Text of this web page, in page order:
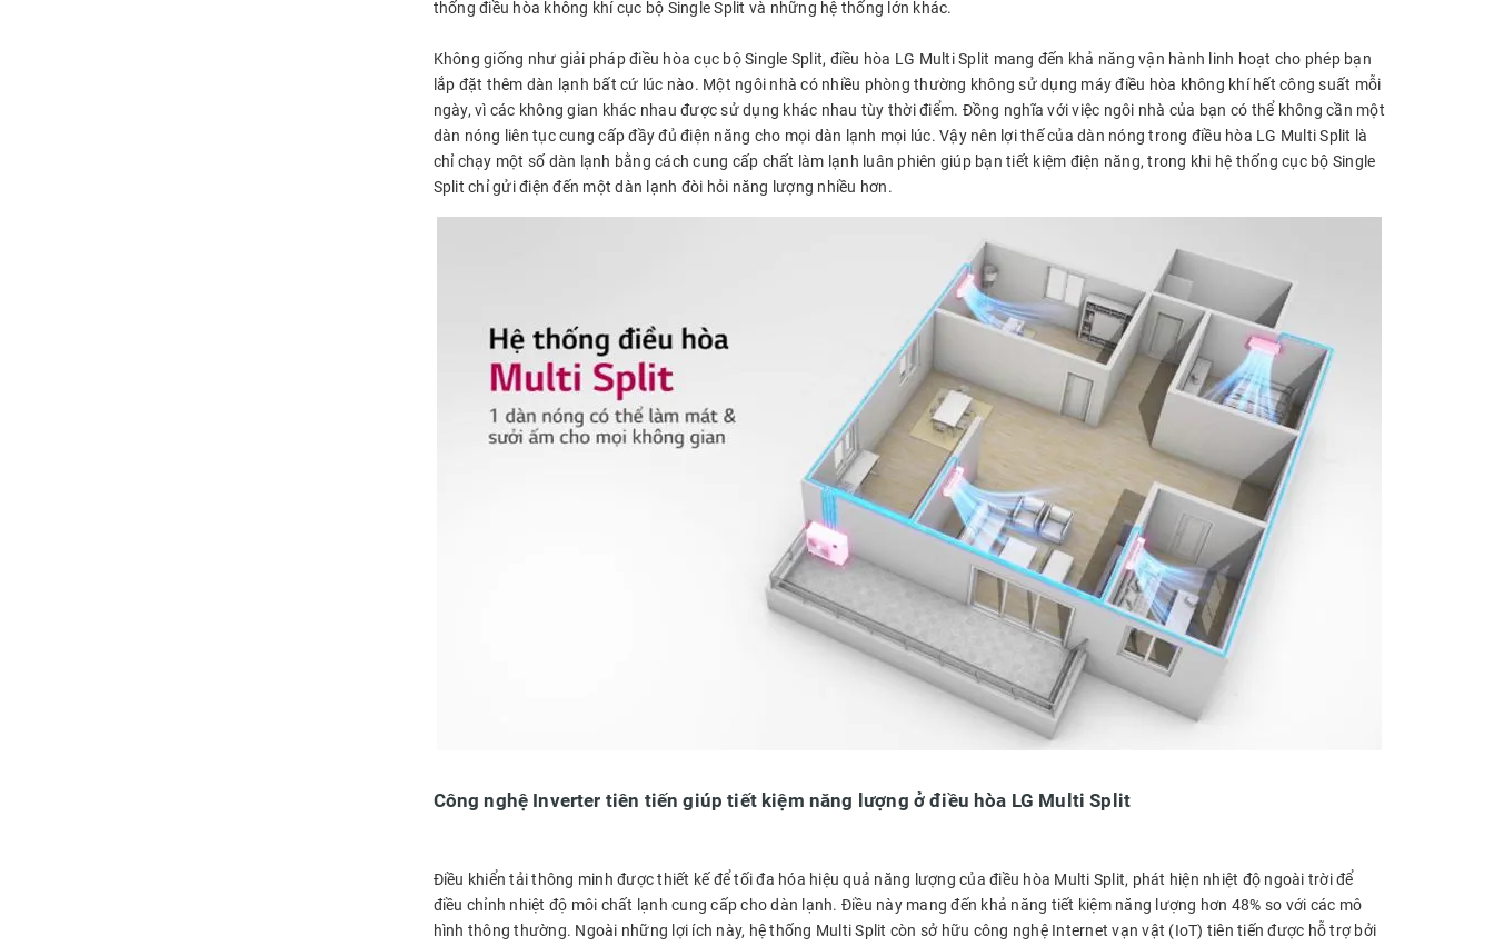
thống điều hòa không khí cục bộ Single Split và những hệ thống lớn khác.
Không giống như giải pháp điều hòa cục bộ Single Split, điều hòa LG Multi Split mang đến khả năng vận hành linh hoạt cho phép bạn
lắp đặt thêm dàn lạnh bất cứ lúc nào. Một ngôi nhà có nhiều phòng thường không sử dụng máy điều hòa không khí hết công suất mỗi
ngày, vì các không gian khác nhau được sử dụng khác nhau tùy thời điểm. Đồng nghĩa với việc ngôi nhà của bạn có thể không cần một
dàn nóng liên tục cung cấp đầy đủ điện năng cho mọi dàn lạnh mọi lúc. Vậy nên lợi thế của dàn nóng trong điều hòa LG Multi Split là
chỉ chạy một số dàn lạnh bằng cách cung cấp chất làm lạnh luân phiên giúp bạn tiết kiệm điện năng, trong khi hệ thống cục bộ Single
Split chỉ gửi điện đến một dàn lạnh đòi hỏi năng lượng nhiều hơn.
Công nghệ Inverter tiên tiến giúp tiết kiệm năng lượng ở điều hòa LG Multi Split
Điều khiển tải thông minh được thiết kế để tối đa hóa hiệu quả năng lượng của điều hòa Multi Split, phát hiện nhiệt độ ngoài trời để
điều chỉnh nhiệt độ môi chất lạnh cung cấp cho dàn lạnh. Điều này mang đến khả năng tiết kiệm năng lượng hơn 48% so với các mô
hình thông thường. Ngoài những lợi ích này, hệ thống Multi Split còn sở hữu công nghệ Internet vạn vật (IoT) tiên tiến được hỗ trợ bởi